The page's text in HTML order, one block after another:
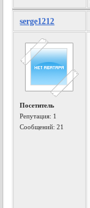
serge1212
Посетитель
Репутация: 1
Сообщений: 21